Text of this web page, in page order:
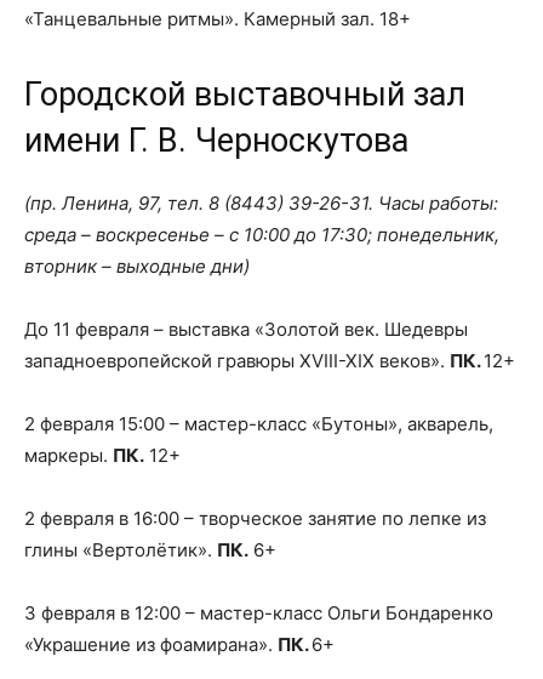
«Танцевальные ритмы». Камерный зал. 18+
Городской выставочный зал
имени Г. В. Черноскутова
(пр. Ленина, 97, тел. 8 (8443) 39-26-31. Часы работы:
среда – воскресенье – с 10:00 до 17:30; понедельник,
вторник – выходные дни)
До 11 февраля – выставка «Золотой век. Шедевры
западноевропейской гравюры XVIII-XIX веков». ПК.12+
2 февраля 15:00 – мастер-класс «Бутоны», акварель,
маркеры. ПК. 12+
2 февраля в 16:00 – творческое занятие по лепке из
глины «Вертолётик». ПК. 6+
3 февраля в 12:00 – мастер-класс Ольги Бондаренко
«Украшение из фоамирана». ПК.6+